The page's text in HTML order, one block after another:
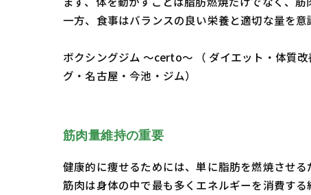
一方、食事はバランスの良い栄養と適切な量を
ボクシングジム ～certo～ （ ダイエット・体質
グ・名古屋・今池・ジム）
筋肉量維持の重要
健康的に痩せるためには、単に脂肪を燃焼させ
筋肉は身体の中で最も多くエネルギーを消費す